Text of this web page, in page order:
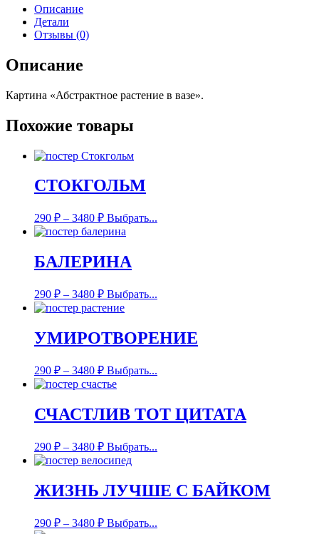
Описание
Детали
Отзывы (0)
Описание
Картина «Абстрактное растение в вазе».
Похожие товары
СТОКГОЛЬМ
290 ₽ – 3480 ₽ Выбрать...
БАЛЕРИНА
290 ₽ – 3480 ₽ Выбрать...
УМИРОТВОРЕНИЕ
290 ₽ – 3480 ₽ Выбрать...
СЧАСТЛИВ ТОТ ЦИТАТА
290 ₽ – 3480 ₽ Выбрать...
ЖИЗНЬ ЛУЧШЕ С БАЙКОМ
290 ₽ – 3480 ₽ Выбрать...